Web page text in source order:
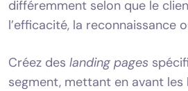
différemment selon que le
l’efficacité, la reconnaissance
Créez des landing pages
segment, mettant en avant les